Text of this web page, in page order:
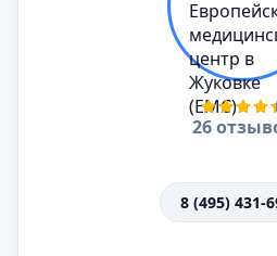
26
8 (495) 431-